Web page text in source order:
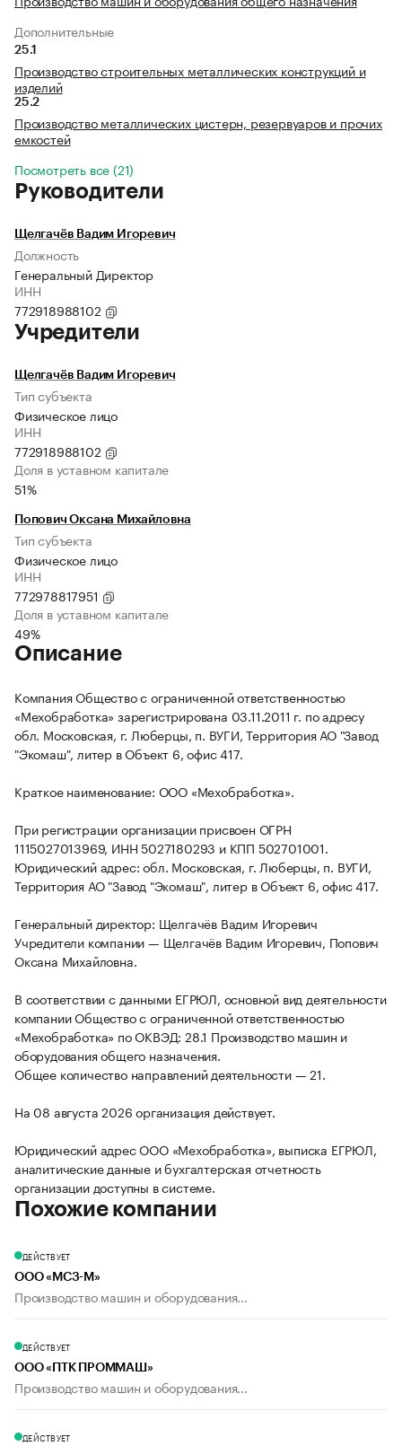
Дополнительные
25.1
Производство строительных металлических конструкций и
изделий
25.2
Производство металлических цистерн, резервуаров и прочих
емкостей
Посмотреть все (21)
Руководители
Щелгачёв Вадим Игоревич
Должность
Генеральный Директор
ИНН
772918988102
Учредители
Щелгачёв Вадим Игоревич
Тип субъекта
Физическое лицо
ИНН
772918988102
Доля в уставном капитале
51%
Попович Оксана Михайловна
Тип субъекта
Физическое лицо
ИНН
772978817951
Доля в уставном капитале
49%
Описание
Компания Общество с ограниченной ответственностью
«Мехобработка» зарегистрирована 03.11.2011 г. по адресу
обл. Московская, г. Люберцы, п. ВУГИ, Территория АО "Завод
"Экомаш", литер в Объект 6, офис 417.
Краткое наименование: ООО «Мехобработка».
При регистрации организации присвоен ОГРН
1115027013969, ИНН 5027180293 и КПП 502701001.
Юридический адрес: обл. Московская, г. Люберцы, п. ВУГИ,
Территория АО "Завод "Экомаш", литер в Объект 6, офис 417.
Генеральный директор: Щелгачёв Вадим Игоревич
Учредители компании — Щелгачёв Вадим Игоревич, Попович
Оксана Михайловна.
В соответствии с данными ЕГРЮЛ, основной вид деятельности
компании Общество с ограниченной ответственностью
«Мехобработка» по ОКВЭД: 28.1 Производство машин и
оборудования общего назначения.
Общее количество направлений деятельности — 21.
На 08 августа 2026 организация действует.
Юридический адрес ООО «Мехобработка», выписка ЕГРЮЛ,
аналитические данные и бухгалтерская отчетность
организации доступны в системе.
Похожие компании
ДЕЙСТВУЕТ
ООО «МСЗ-М»
Производство машин и оборудования...
ДЕЙСТВУЕТ
ООО «ПТК ПРОММАШ»
Производство машин и оборудования...
ДЕЙСТВУЕТ